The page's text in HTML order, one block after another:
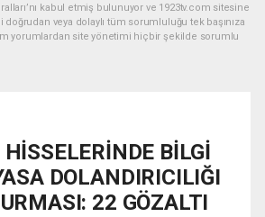
kabul etmiş bulunuyor ve 1923tv.com sitesine
doğrudan veya dolaylı tüm sorumluluğu tek başınıza
yorumlardan site yönetimi hiçbir şekilde sorumlu
BİLGİ
DOLANDIRICILIĞI
22 GÖZALTI